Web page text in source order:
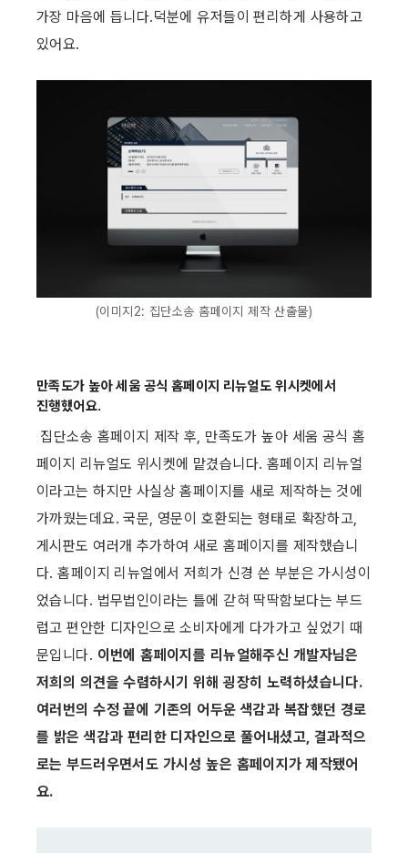
가장 마음에 듭니다.덕분에 유저들이 편리하게 사용하고
있어요.
(이미지2: 집단소송 홈페이지 제작 산출물)
만족도가 높아 세움 공식 홈페이지 리뉴얼도 위시켓에서
진행했어요.
페이지 리뉴얼도 위시켓에 맡겼습니다. 홈페이지 리뉴얼
이라고는 하지만 사실상 홈페이지를 새로 제작하는 것에
가까웠는데요. 국문, 영문이 호환되는 형태로 확장하고,
게시판도 여러개 추가하여 새로 홈페이지를 제작했습니
다. 홈페이지 리뉴얼에서 저희가 신경 쓴 부분은 가시성이
었습니다. 법무법인이라는 틀에 갇혀 딱딱함보다는 부드
럽고 편안한 디자인으로 소비자에게 다가가고 싶었기 때
문입니다. 이번에 홈페이지를 리뉴얼해주신 개발자님은
저희의 의견을 수렴하시기 위해 굉장히 노력하셨습니다.
여러번의 수정 끝에 기존의 어두운 색감과 복잡했던 경로
를 밝은 색감과 편리한 디자인으로 풀어내셨고, 결과적으
로는 부드러우면서도 가시성 높은 홈페이지가 제작됐어
요.